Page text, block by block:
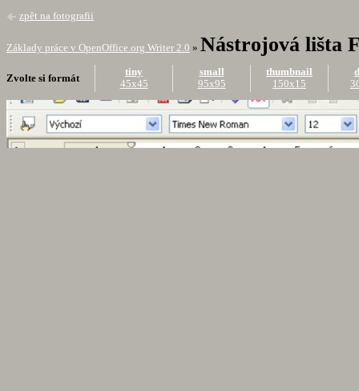
zpět na fotografii
Základy práce v OpenOffice.org Writer 2.0 » Nástrojová lišta
Zvolte si formát
tiny
45x45
small
95x95
thumbnail
150x15